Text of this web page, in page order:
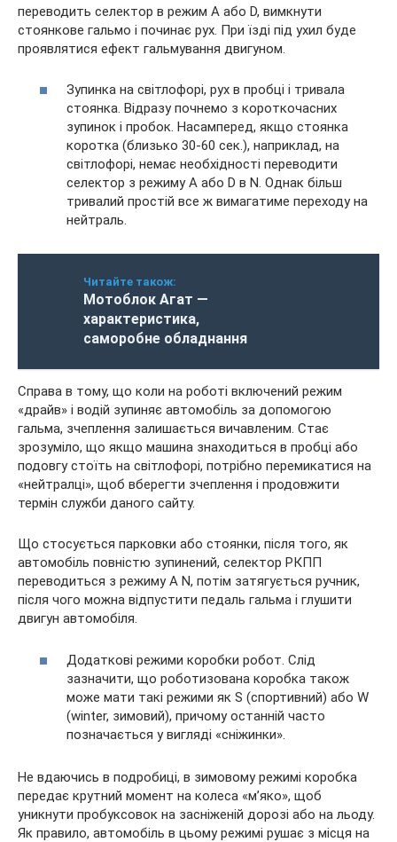
переводить селектор в режим A або D, вимкнути
стоянкове гальмо і починає рух. При їзді під ухил буде
проявлятися ефект гальмування двигуном.
Зупинка на світлофорі, рух в пробці і тривала
стоянка. Відразу почнемо з короткочасних
зупинок і пробок. Насамперед, якщо стоянка
коротка (близько 30-60 сек.), наприклад, на
світлофорі, немає необхідності переводити
селектор з режиму А або D в N. Однак більш
тривалий простій все ж вимагатиме переходу на
нейтраль.
Читайте також:
Мотоблок Агат —
характеристика,
саморобне обладнання
Справа в тому, що коли на роботі включений режим
«драйв» і водій зупиняє автомобіль за допомогою
гальма, зчеплення залишається вичавленим. Стає
зрозуміло, що якщо машина знаходиться в пробці або
подовгу стоїть на світлофорі, потрібно перемикатися на
«нейтралці», щоб вберегти зчеплення і продовжити
термін служби даного сайту.
Що стосується парковки або стоянки, після того, як
автомобіль повністю зупинений, селектор РКПП
переводиться з режиму A N, потім затягується ручник,
після чого можна відпустити педаль гальма і глушити
двигун автомобіля.
Додаткові режими коробки робот. Слід
зазначити, що роботизована коробка також
може мати такі режими як S (спортивний) або W
(winter, зимовий), причому останній часто
позначається у вигляді «сніжинки».
Не вдаючись в подробиці, в зимовому режимі коробка
передає крутний момент на колеса «м’яко», щоб
уникнути пробуксовок на засніженій дорозі або на льоду.
Як правило, автомобіль в цьому режимі рушає з місця на